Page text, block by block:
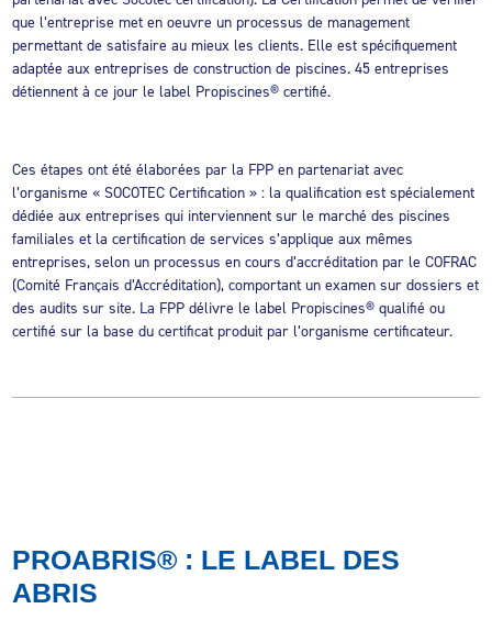
que l’entreprise met en oeuvre un processus de management
permettant de satisfaire au mieux les clients. Elle est spécifiquement
adaptée aux entreprises de construction de piscines. 45 entreprises
détiennent à ce jour le label Propiscines® certifié.
Ces étapes ont été élaborées par la FPP en partenariat avec
l’organisme « SOCOTEC Certification » : la qualification est spécialement
dédiée aux entreprises qui interviennent sur le marché des piscines
familiales et la certification de services s’applique aux mêmes
entreprises, selon un processus en cours d’accréditation par le COFRAC
(Comité Français d’Accréditation), comportant un examen sur dossiers et
des audits sur site. La FPP délivre le label Propiscines® qualifié ou
certifié sur la base du certificat produit par l’organisme certificateur.
PROABRIS® : LE LABEL DES
ABRIS